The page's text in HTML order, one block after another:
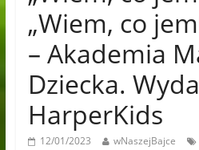
„Wiem, co
– Akademia
Dziecka.
HarperKids
12/01/2023 wNaszejBajce